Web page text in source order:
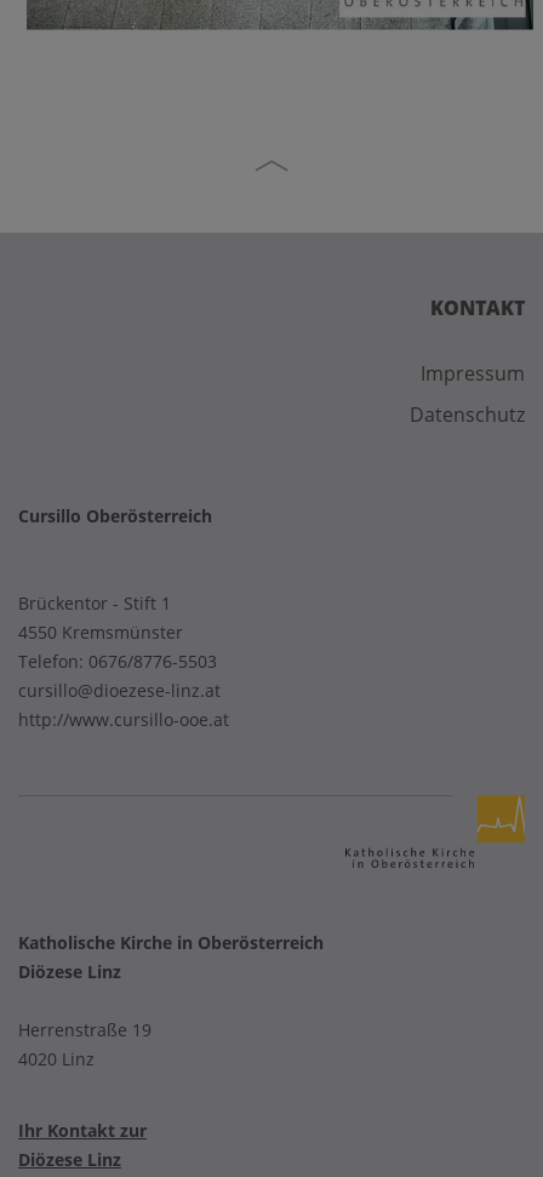
KONTAKT
Impressum
Datenschutz
Cursillo Oberösterreich
Brückentor - Stift 1
4550 Kremsmünster
Telefon: 0676/8776-5503
cursillo@dioezese-linz.at
http://www.cursillo-ooe.at
Katholische Kirche in Oberösterreich
Diözese Linz
Herrenstraße 19
4020 Linz
Ihr Kontakt zur
Diözese Linz